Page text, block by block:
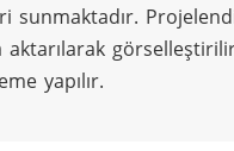
sunmaktadır.
yapılır.